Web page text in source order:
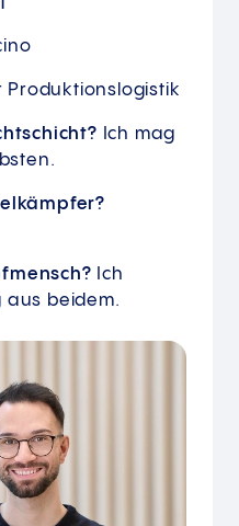
Ich mag
Ich
aus beidem.